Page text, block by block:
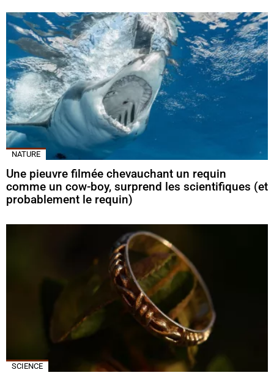
NATURE
Une pieuvre filmée chevauchant un requin
comme un cow-boy, surprend les scientifiques (et
probablement le requin)
SCIENCE